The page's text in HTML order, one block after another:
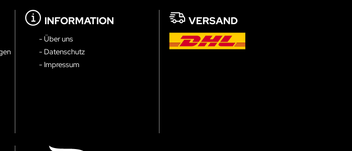
INFORMATION
- Über uns
- Datenschutz
- Impressum
VERSAND